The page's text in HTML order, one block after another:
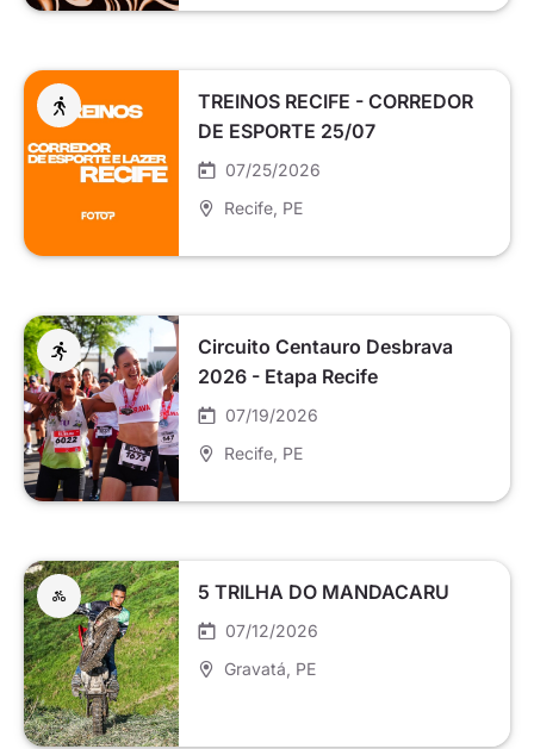
TREINOS RECIFE - CORREDOR
DE ESPORTE 25/07
07/25/2026
Recife , PE
Circuito Centauro Desbrava
2026 - Etapa Recife
07/19/2026
Recife , PE
5 TRILHA DO MANDACARU
07/12/2026
Gravatá , PE